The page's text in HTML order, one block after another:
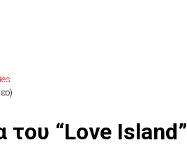
του “Love Island”